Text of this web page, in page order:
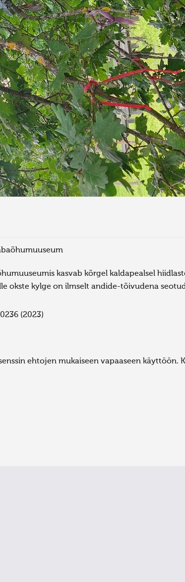
kasvab kõrgel kaldapealsel
okste kylge on ilmselt andide-tõivudena
(2023)
ehtojen mukaiseen vapaaseen käyttöön.